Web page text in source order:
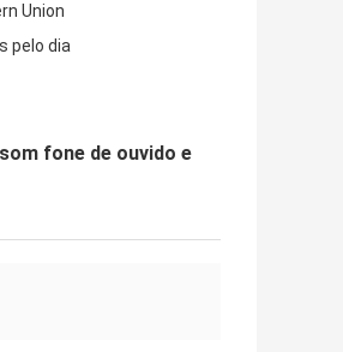
Union
pelo dia
fone de ouvido e